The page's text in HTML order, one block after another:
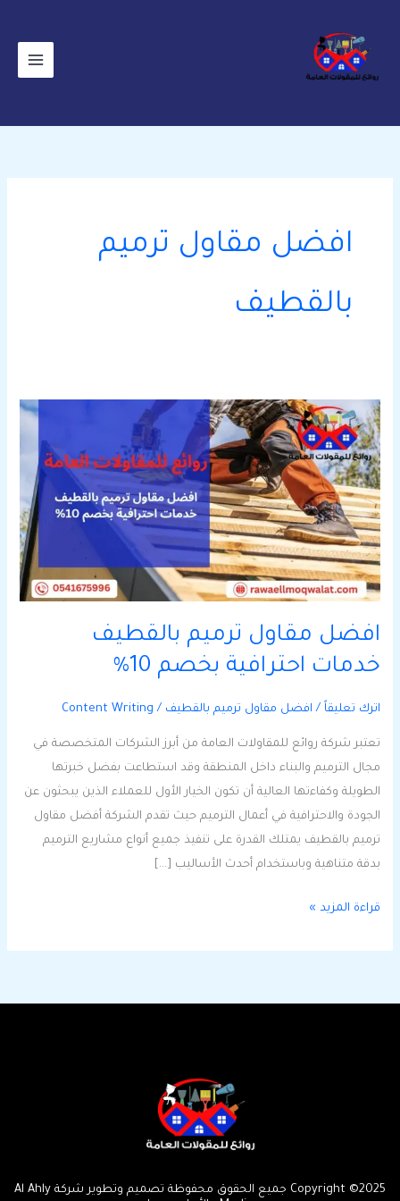
المحتوى
افضل مقاول ترميم
بالقطيف
افضل مقاول ترميم بالقطيف
خدمات احترافية بخصم 10%
اترك تعليقاً / افضل مقاول ترميم بالقطيف /
Content Writing
تعتبر شركة روائع للمقاولات العامة من أبرز الشركات المتخصصة في
مجال الترميم والبناء داخل المنطقة وقد استطاعت بفضل خبرتها
الطويلة وكفاءتها العالية أن تكون الخيار الأول للعملاء الذين يبحثون عن
الجودة والاحترافية في أعمال الترميم حيث تقدم الشركة أفضل مقاول
ترميم بالقطيف يمتلك القدرة على تنفيذ جميع أنواع مشاريع الترميم
بدقة متناهية وباستخدام أحدث الأساليب […]
افضل
مقاول
ترميم
بالقطيف
خدمات
احترافية
بخصم
10%
قراءة المزيد »
Copyright ©2025 جميع الحقوق محفوظة تصميم وتطوير شركة Al Ahly